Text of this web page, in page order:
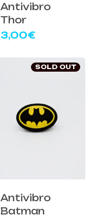
Antivibro
Thor
3,00€
SOLD OUT
Antivibro
Batman